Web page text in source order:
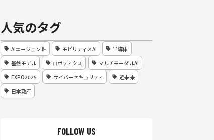
人気のタグ
AIエージェント モビリティ×AI
半導体
基盤モデル
ロボティクス
マルチモーダルAI
EXPO2025
サイバーセキュリティ
近未来
日本政府
FOLLOW US